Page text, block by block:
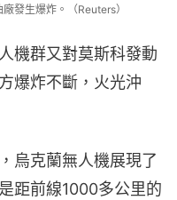
發生爆炸。（Reuters）
機群又對莫斯科發動
爆炸不斷，火光沖
烏克蘭無人機展現了
距前線1000多公里的